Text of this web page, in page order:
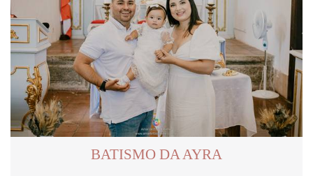
BATISMO DA AYRA